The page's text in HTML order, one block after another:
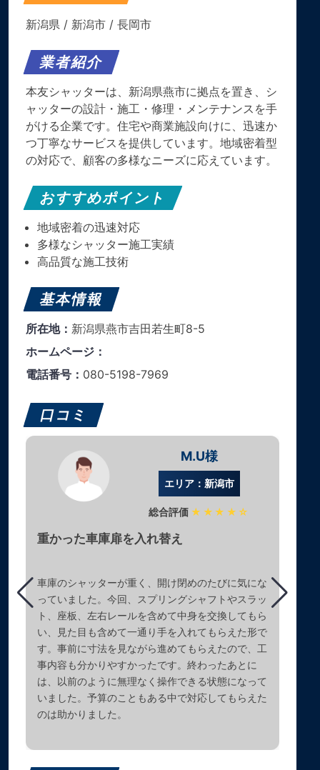
新潟県 / 新潟市 / 長岡市
業者紹介
本友シャッターは、新潟県燕市に拠点を置き、シ
ャッターの設計・施工・修理・メンテナンスを手
がける企業です。住宅や商業施設向けに、迅速か
つ丁寧なサービスを提供しています。地域密着型
の対応で、顧客の多様なニーズに応えています。
おすすめポイント
地域密着の迅速対応
多様なシャッター施工実績
高品質な施工技術
基本情報
所在地： 新潟県燕市吉田若生町8-5
ホームページ：
電話番号： 080-5198-7969
口コミ
M.U様
エリア：新潟市
総合評価 ★★★★☆
重かった車庫扉を入れ替え
車庫のシャッターが重く、開け閉めのたびに気にな
っていました。今回、スプリングシャフトやスラッ
ト、座板、左右レールを含めて中身を交換してもら
い、見た目も含めて一通り手を入れてもらえた形で
す。事前に寸法を見ながら進めてもらえたので、工
事内容も分かりやすかったです。終わったあとに
は、以前のように無理なく操作できる状態になって
いました。予算のこともある中で対応してもらえた
のは助かりました。